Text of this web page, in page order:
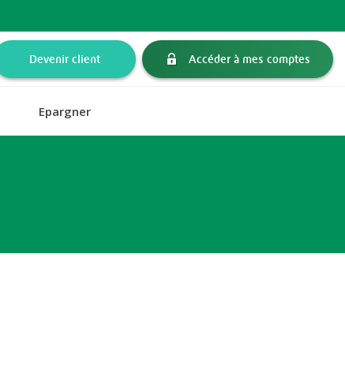
Devenir client Accéder à mes comptes
Epargner